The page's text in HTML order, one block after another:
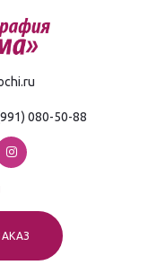
080-50-88
в Сочи